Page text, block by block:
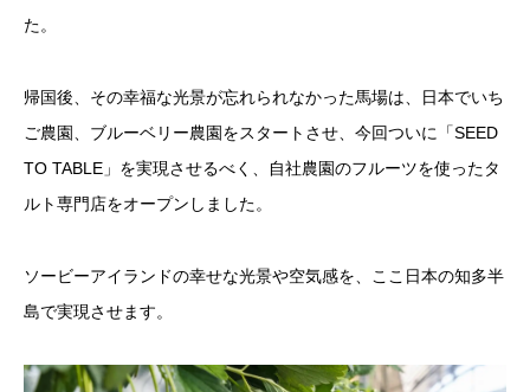
た。
帰国後、その幸福な光景が忘れられなかった馬場は、日本でいち
ご農園、ブルーベリー農園をスタートさせ、今回ついに「SEED
TO TABLE」を実現させるべく、自社農園のフルーツを使ったタ
ルト専門店をオープンしました。
ソービーアイランドの幸せな光景や空気感を、ここ日本の知多半
島で実現させます。